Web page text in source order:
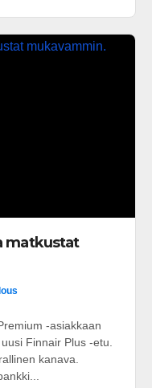
matkustat
-asiakkaan
Finnair Plus -etu.
kanava.